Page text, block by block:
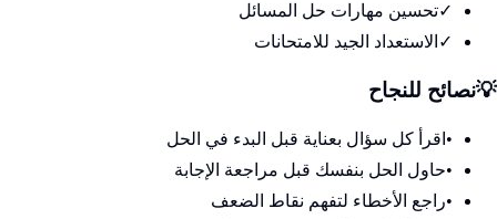
✓تحسين مهارات حل المسائل
✓ الاستعداد الجيد للامتحانات
💡نصائح للنجاح
• اقرأ كل سؤال بعناية قبل البدء في الحل
•حاول الحل بنفسك قبل مراجعة الإجابة
•راجع الأخطاء لتفهم نقاط الضعف